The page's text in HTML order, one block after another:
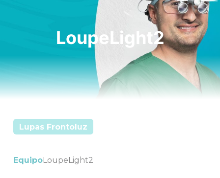
LoupeLight2
Lupas Frontoluz
EquipoLoupeLight2